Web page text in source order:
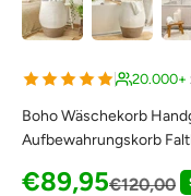
20.000+
Boho Wäschekorb
Aufbewahrungskorb
Angebot
€89,95Regulärer
€120,00